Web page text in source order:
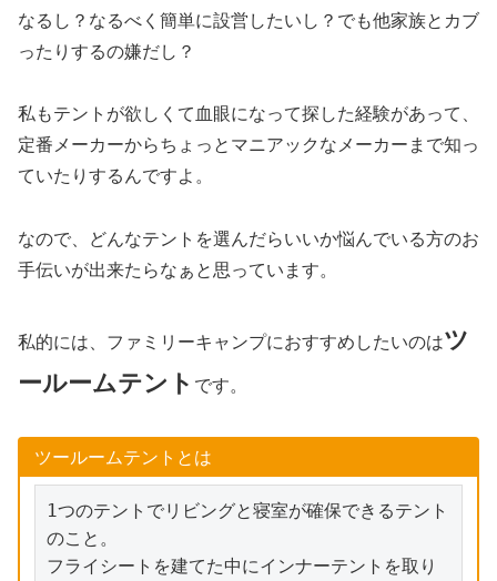
なるし？なるべく簡単に設営したいし？でも他家族とカブ
ったりするの嫌だし？
私もテントが欲しくて血眼になって探した経験があって、
定番メーカーからちょっとマニアックなメーカーまで知っ
ていたりするんですよ。
なので、どんなテントを選んだらいいか悩んでいる方のお
手伝いが出来たらなぁと思っています。
私的には、ファミリーキャンプにおすすめしたいのはツ
ールームテント です。
ツールームテントとは
1つのテントでリビングと寝室が確保できるテント
のこと。
フライシートを建てた中にインナーテントを取り